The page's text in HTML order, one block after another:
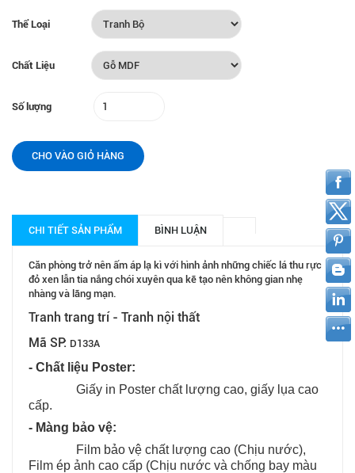
Thể Loại
Chất Liệu
Số lượng
CHO VÀO GIỎ HÀNG
CHI TIẾT SẢN PHẨM BÌNH LUẬN
Căn phòng trở nên ấm áp lạ kì với hình ảnh những chiếc lá thu rực
đỏ xen lẫn tia nắng chói xuyên qua kẽ tạo nên không gian nhẹ
nhàng và lãng mạn.
Tranh trang trí - Tranh nội thất
Mã SP: D133A
- Chất liệu Poster:
Giấy in Poster chất lượng cao, giấy lụa cao
cấp.
- Màng bảo vệ:
Film bảo vệ chất lượng cao (Chịu nước),
Film ép ảnh cao cấp (Chịu nước và chống bay màu